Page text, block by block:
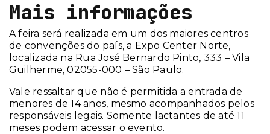
Mais informações
A feira será realizada em um dos maiores centros
de convenções do país, a Expo Center Norte,
localizada na Rua José Bernardo Pinto, 333 – Vila
Guilherme, 02055-000 – São Paulo.
Vale ressaltar que não é permitida a entrada de
menores de 14 anos, mesmo acompanhados pelos
responsáveis legais. Somente lactantes de até 11
meses podem acessar o evento.